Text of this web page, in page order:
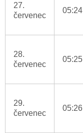
27.
červenec
05:24
28.
červenec
05:25
29.
červenec
05:26